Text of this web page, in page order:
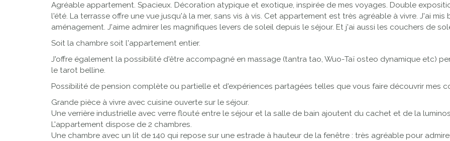
Agréable appartement. Spacieux. Décoration atypique et exotique, inspirée de mes voyages. Double
l'été. La terrasse offre une vue jusqu'à la mer, sans vis à vis. Cet appartement est très agréable à vivre. J'ai
aménagement. J'aime admirer les magnifiques levers de soleil depuis le séjour. Et j'ai aussi les couchers de
Soit la chambre soit l'appartement entier.
J'offre également la possibilité d'être accompagné en massage (tantra tao, Wuo-Taï osteo dynamique etc)
le tarot belline.
Possibilité de pension complète ou partielle et d'expériences partagées telles que vous faire découvrir mes
Grande pièce à vivre avec cuisine ouverte sur le séjour.
Une verrière industrielle avec verre flouté entre le séjour et la salle de bain ajoutent du cachet et de la
L'appartement dispose de 2 chambres.
Une chambre avec un lit de 140 qui repose sur une estrade à hauteur de la fenêtre : très agréable pour